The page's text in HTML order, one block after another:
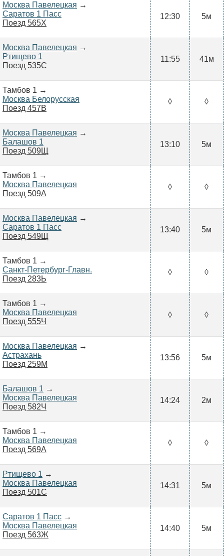
Москва Павелецкая →
Саратов 1 Пасс
Поезд 565Х
12:30 5м
Москва Павелецкая →
Ртищево 1
Поезд 535С
11:55 41м
Тамбов 1 →
Москва Белорусская
Поезд 457В
◊ ◊
Москва Павелецкая →
Балашов 1
Поезд 509Щ
13:10 5м
Тамбов 1 →
Москва Павелецкая
Поезд 509А
◊ ◊
Москва Павелецкая →
Саратов 1 Пасс
Поезд 549Щ
13:40 5м
Тамбов 1 →
Санкт-Петербург-Главн.
Поезд 283Ь
◊ ◊
Тамбов 1 →
Москва Павелецкая
Поезд 555Ч
◊ ◊
Москва Павелецкая →
Астрахань
Поезд 259М
13:56 5м
Балашов 1 →
Москва Павелецкая
Поезд 582Ч
14:24 2м
Тамбов 1 →
Москва Павелецкая
Поезд 569А
◊ ◊
Ртищево 1 →
Москва Павелецкая
Поезд 501С
14:31 5м
Саратов 1 Пасс →
Москва Павелецкая
Поезд 563Ж
14:40 5м